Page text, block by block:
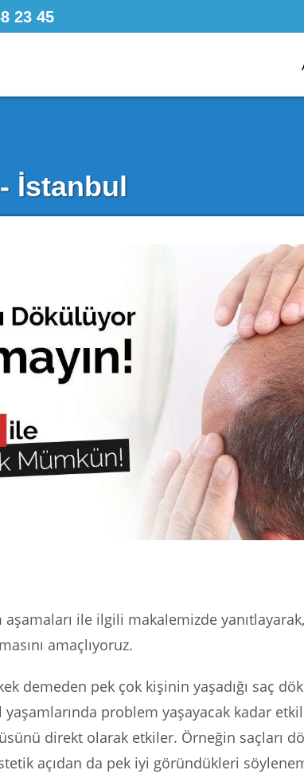
23 45
İstanbul
aşamaları ile ilgili makalemizde
amaçlıyoruz.
demeden pek çok kişinin yaşadığı saç
yaşamlarında problem yaşayacak kadar
direkt olarak etkiler. Örneğin saçları
açıdan da pek iyi göründükleri